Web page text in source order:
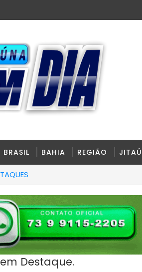
BRASIL BAHIA REGIÃO
durante operação em Itabuna
Destaque.